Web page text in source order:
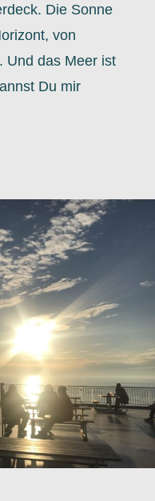
Die Sonne
von
Und das Meer ist
Du mir